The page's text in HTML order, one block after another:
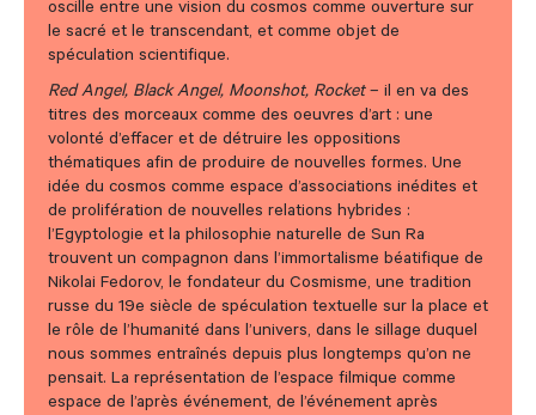
oscille entre une vision du cosmos comme ouverture sur
le sacré et le transcendant, et comme objet de
spéculation scientifique.
Red Angel, Black Angel, Moonshot, Rocket– il en va des
titres des morceaux comme des oeuvres d’art : une
volonté d’effacer et de détruire les oppositions
thématiques afin de produire de nouvelles formes. Une
idée du cosmos comme espace d’associations inédites et
de prolifération de nouvelles relations hybrides :
l’Egyptologie et la philosophie naturelle de Sun Ra
trouvent un compagnon dans l’immortalisme béatifique de
Nikolai Fedorov, le fondateur du Cosmisme, une tradition
russe du 19e siècle de spéculation textuelle sur la place et
le rôle de l’humanité dans l’univers, dans le sillage duquel
nous sommes entraînés depuis plus longtemps qu’on ne
pensait. La représentation de l’espace filmique comme
espace de l’après événement, de l’événement après